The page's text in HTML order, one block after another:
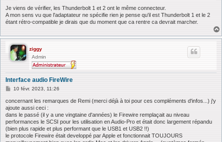
Je viens de vérifier, les Thunderbolt 1 et 2 ont le même connecteur.
A mon sens vu que l'adaptateur ne spécifie rien je pense qu'il est Thunderbolt 1 et le 2
étant rétro-compatible je dirais que du moment que ca rentre ca devrait marcher.
ziggy
Admin
Interface audio FireWire
M
s
s
g
e
10 févr. 2023, 11:26
concernant les remarques de Remi (merci déjà à toi pour ces compléments d'infos...) j'y
ajoute aussi ceci :
dans le passé (il y a une vingtaine d'années) le Firewire remplaçait au niveau
performances le SCSI pour les utilisation en Audio-Pro et était donc largement répandu
(bien plus rapide et plus performant que le USB1 et USB2 !!)
le protocole Firewire était developpé par Apple et fonctionnait TOUJOURS